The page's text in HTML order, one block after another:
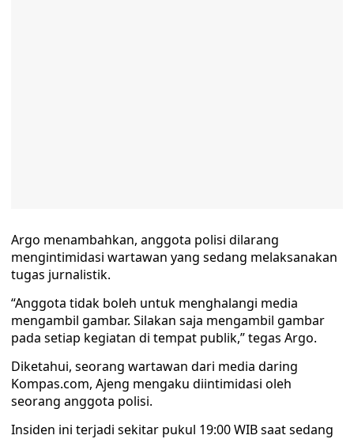
Argo menambahkan, anggota polisi dilarang
mengintimidasi wartawan yang sedang melaksanakan
tugas jurnalistik.
“Anggota tidak boleh untuk menghalangi media
mengambil gambar. Silakan saja mengambil gambar
pada setiap kegiatan di tempat publik,” tegas Argo.
Diketahui, seorang wartawan dari media daring
Kompas.com, Ajeng mengaku diintimidasi oleh
seorang anggota polisi.
Insiden ini terjadi sekitar pukul 19:00 WIB saat sedang